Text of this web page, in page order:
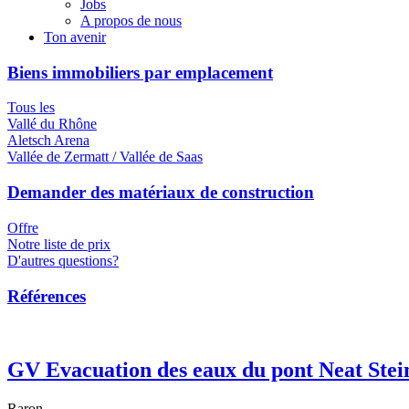
Jobs
A propos de nous
Ton avenir
Biens immobiliers par emplacement
Tous les
Vallé du Rhône
Aletsch Arena
Vallée de Zermatt / Vallée de Saas
Demander des matériaux de construction
Offre
Notre liste de prix
D'autres questions?
Références
GV Evacuation des eaux du pont Neat